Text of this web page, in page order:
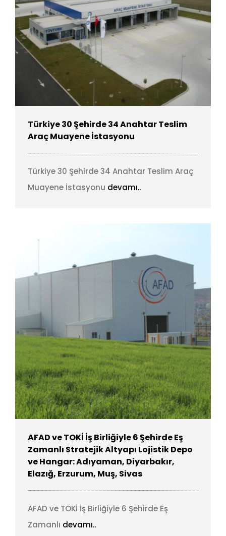
Türkiye 30 Şehirde 34 Anahtar Teslim
Araç Muayene İstasyonu
Türkiye 30 Şehirde 34 Anahtar Teslim Araç
Muayene İstasyonu devamı..
AFAD ve TOKİ İş Birliğiyle 6 Şehirde Eş
Zamanlı Stratejik Altyapı Lojistik Depo
ve Hangar: Adıyaman, Diyarbakır,
Elazığ, Erzurum, Muş, Sivas
AFAD ve TOKİ İş Birliğiyle 6 Şehirde Eş
Zamanlı devamı..